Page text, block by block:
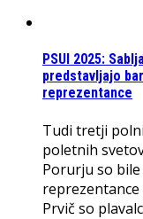
PSUI 2025:
predstavljajo
reprezentance
Tudi tretji
poletnih
Porurju so
Prvič so